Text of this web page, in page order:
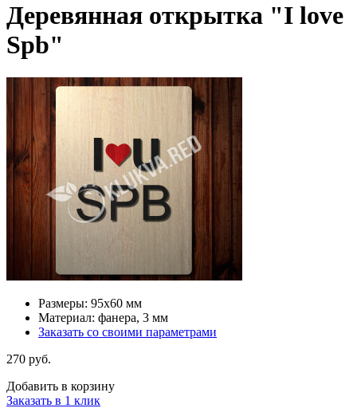
Деревянная открытка "I love
Spb"
Размеры: 95х60 мм
Материал: фанера, 3 мм
Заказать со своими параметрами
270 руб.
Добавить в корзину
Заказать в 1 клик